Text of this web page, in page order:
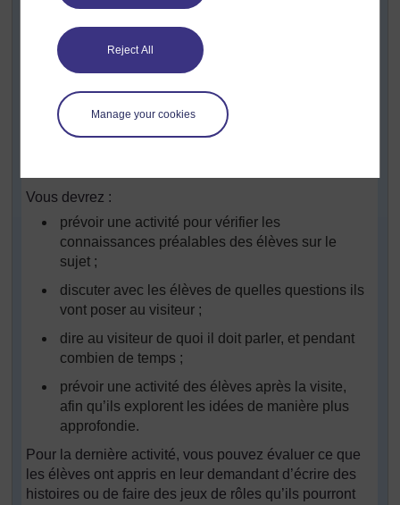
Reject All
Manage your cookies
un agriculteur viendrait parler des aliments
locaux,
un guérisseur traditionnel viendrait parler
des plantes et des herbes médicinales,
une ménagère viendrait parler de la
conservation et de la cuisine des aliments,
Vous devrez :
prévoir une activité pour vérifier les
connaissances préalables des élèves sur le
sujet ;
discuter avec les élèves de quelles questions ils
vont poser au visiteur ;
dire au visiteur de quoi il doit parler, et pendant
combien de temps ;
prévoir une activité des élèves après la visite,
afin qu’ils explorent les idées de manière plus
approfondie.
Pour la dernière activité, vous pouvez évaluer ce que
les élèves ont appris en leur demandant d’écrire des
histoires ou de faire des jeux de rôles qu’ils pourront